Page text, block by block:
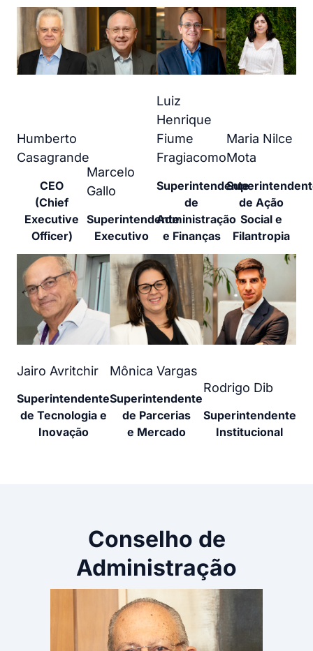
Humberto
Casagrande
CEO
(Chief
Executive
Officer)
Marcelo
Gallo
Superintendente
Executivo
Luiz
Henrique
Fiume
Fragiacomo
Superintendente
de
Administração
e Finanças
Maria Nilce
Mota
de Ação
Social e
Filantropia
Jairo Avritchir
Superintendente
de Tecnologia e
Inovação
Mônica Vargas
Superintendente
de Parcerias
e Mercado
Rodrigo Dib
Superintendente
Institucional
Conselho de
Administração